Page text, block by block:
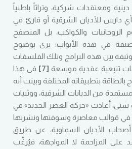
ومعتقدات شركية، وتراثاً باطنياً
دارس للأديان الشرقية أو قارئ في
الروحانيات والكواكب، بل المتصفح
في هذه الأبواب؛ يرى بوضوح
بين هذه البرامج وتلك الفلسفات
تتبعية عقدية موسعة [7]
في هذا
بالطاقة بتطبيقاته المختلفة وبينت أنه
من الديانات الشرقية، ووثنيات
أعادت «حركة العصر الجديد» في
في قوالب معاصرة وسوقتها ونشرتها
الأديان السماوية، عن طريق
على المزاحمة لا المواجهة، فيُرغَّب